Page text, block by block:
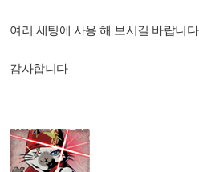
여러 세팅에 사용 해 보시길 바랍니다
감사합니다